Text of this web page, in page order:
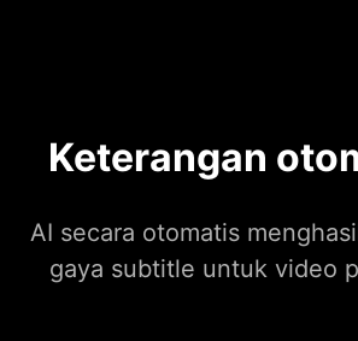
Keterangan
AI secara otomatis
gaya subtitle untuk video